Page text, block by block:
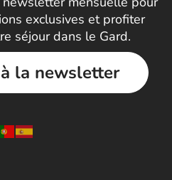
exclusives et profiter
séjour dans le Gard.
la newsletter